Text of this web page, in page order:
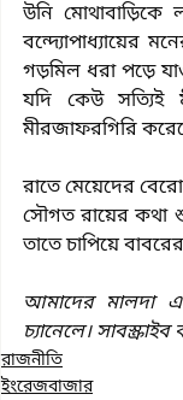
উনি মোথাবাড়িকে
বন্দ্যোপাধ্যায়ের
গড়মিল ধরা পড়ে
যদি কেউ সত্যিই
মীরজাফরগিরি
রাতে মেয়েদের
সৌগত রায়ের কথা
তাতে চাপিয়ে
আমাদের মালদা
চ্যানেলে।
রাজনীতি
ইংরেজবাজার